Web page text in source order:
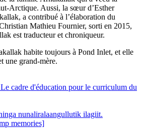
Arctique. Aussi, la sœur d’Esther
a contribué à l’élaboration du
Mathieu Fournier, sorti en 2015,
est traducteur et chroniqueur.
habite toujours à Pond Inlet, et elle
une grand-mère.
cadre d'éducation pour le curriculum du
nunaliralaangullutik ilagiit.
memories]